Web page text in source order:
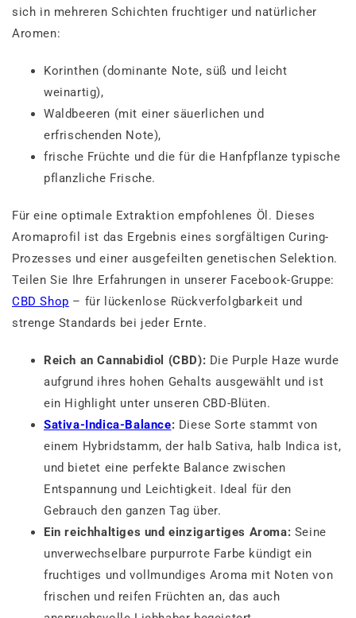
sich in mehreren Schichten fruchtiger und natürlicher
Aromen:
Korinthen (dominante Note, süß und leicht
weinartig),
Waldbeeren (mit einer säuerlichen und
erfrischenden Note),
frische Früchte und die für die Hanfpflanze typische
pflanzliche Frische.
Für eine optimale Extraktion empfohlenes Öl. Dieses
Aromaprofil ist das Ergebnis eines sorgfältigen Curing-
Prozesses und einer ausgefeilten genetischen Selektion.
Teilen Sie Ihre Erfahrungen in unserer Facebook-Gruppe:
CBD Shop – für lückenlose Rückverfolgbarkeit und
strenge Standards bei jeder Ernte.
Reich an Cannabidiol (CBD): Die Purple Haze wurde
aufgrund ihres hohen Gehalts ausgewählt und ist
ein Highlight unter unseren CBD-Blüten.
Sativa-Indica-Balance: Diese Sorte stammt von
einem Hybridstamm, der halb Sativa, halb Indica ist,
und bietet eine perfekte Balance zwischen
Entspannung und Leichtigkeit. Ideal für den
Gebrauch den ganzen Tag über.
Ein reichhaltiges und einzigartiges Aroma: Seine
unverwechselbare purpurrote Farbe kündigt ein
fruchtiges und vollmundiges Aroma mit Noten von
frischen und reifen Früchten an, das auch